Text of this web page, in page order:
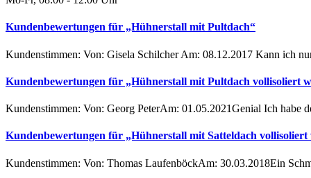
Kundenbewertungen für „Hühnerstall mit Pultdach“
Kundenstimmen: Von: Gisela Schilcher Am: 08.12.2017 Kann ich
Kundenbewertungen für „Hühnerstall mit Pultdach vollisoliert
Kundenstimmen: Von: Georg PeterAm: 01.05.2021Genial Ich habe
Kundenbewertungen für „Hühnerstall mit Satteldach vollisoliert
Kundenstimmen: Von: Thomas LaufenböckAm: 30.03.2018Ein